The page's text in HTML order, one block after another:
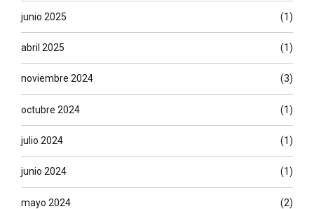
junio 2025 (1)
abril 2025 (1)
noviembre 2024 (3)
octubre 2024 (1)
julio 2024 (1)
junio 2024 (1)
mayo 2024 (2)